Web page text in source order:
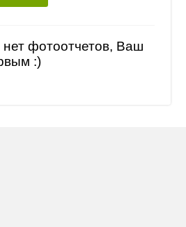
нет фотоотчетов, Ваш
:)